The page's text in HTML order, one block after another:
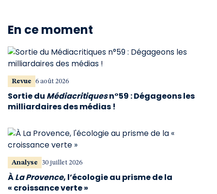
En ce moment
Revue 6 août 2026
Sortie du Médiacritiquesn°59 : Dégageons les
milliardaires des médias !
Analyse 30 juillet 2026
ÀLa Provence, l’écologie au prisme de la
« croissance verte »